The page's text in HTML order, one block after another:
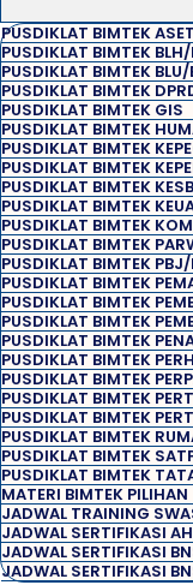
PUSDIKLAT BIMTEK
PUSDIKLAT BIMTEK
PUSDIKLAT BIMTEK BLU/
PUSDIKLAT BIMTEK
PUSDIKLAT BIMTEK GIS
PUSDIKLAT BIMTEK
PUSDIKLAT BIMTEK
PUSDIKLAT BIMTEK
PUSDIKLAT BIMTEK
PUSDIKLAT BIMTEK
PUSDIKLAT BIMTEK
PUSDIKLAT BIMTEK
PUSDIKLAT BIMTEK
PUSDIKLAT BIMTEK
PUSDIKLAT BIMTEK
PUSDIKLAT BIMTEK
PUSDIKLAT BIMTEK
PUSDIKLAT BIMTEK
PUSDIKLAT BIMTEK
PUSDIKLAT BIMTEK
PUSDIKLAT BIMTEK
PUSDIKLAT BIMTEK
PUSDIKLAT BIMTEK
PUSDIKLAT BIMTEK
MATERI BIMTEK PILIHAN
JADWAL TRAINING
JADWAL SERTIFIKASI
JADWAL SERTIFIKASI
JADWAL SERTIFIKASI